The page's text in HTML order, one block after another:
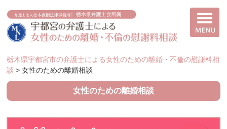
栃木県宇都宮市の弁護士による女性のための離婚・不倫の慰謝料相
談 >女性のための離婚相談
女性のための離婚相談